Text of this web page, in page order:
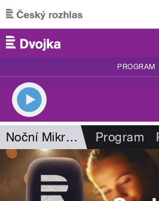
Přejít k hlavnímu obsahu
PROGRAM
Noční Mikrofórum Program